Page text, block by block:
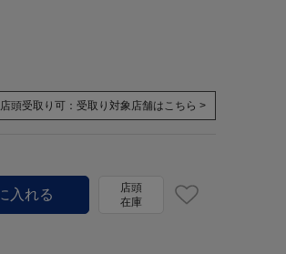
店頭受取り可： 受取り対象店舗はこちら >
店頭
在庫